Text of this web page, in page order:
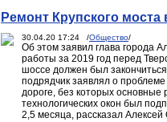
Ремонт Крупского моста
30.04.20 17:24 /Общество/
Об этом заявил глава города
работы за 2019 год перед
шоссе должен был
подрядчик заявлял о
дороге, без которых основные
технологических окон был
2,5 месяца, рассказал Алексей